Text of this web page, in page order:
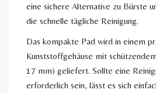
eine sichere Alternative zu Bürste
die schnelle tägliche Reinigung.
Das kompakte Pad wird in einem
Kunststoffgehäuse mit
17 mm) geliefert. Sollte eine
erforderlich sein, lässt es sich